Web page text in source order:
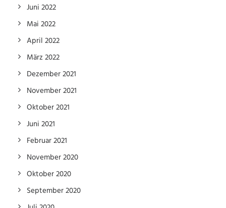
Juni 2022
Mai 2022
April 2022
März 2022
Dezember 2021
November 2021
Oktober 2021
Juni 2021
Februar 2021
November 2020
Oktober 2020
September 2020